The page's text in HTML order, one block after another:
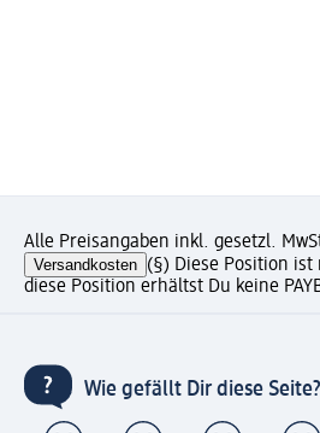
Alle Preisangaben inkl. gesetzl.
Versandkosten (§) Diese Position
diese Position erhältst Du keine
Wie gefällt Dir diese Seite?